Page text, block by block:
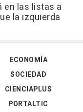
en las listas a
la izquierda
ECONOMÍA
SOCIEDAD
CIENCIAPLUS
PORTALTIC